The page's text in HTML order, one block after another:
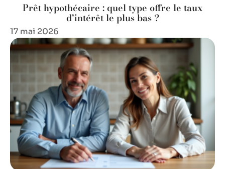
Prêt hypothécaire : quel type offre le taux
d’intérêt le plus bas ?
17 mai 2026